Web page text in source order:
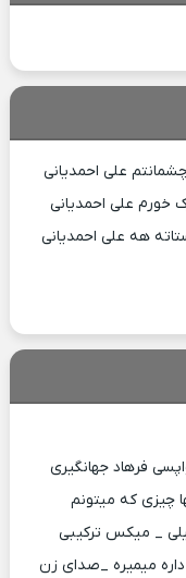
علی احمدیانی
خورم علی احمدیانی
هه علی احمدیانی
فرهاد جهانگیری
چیزی که میتونم
_ میکس ترکیبی
میمیره _صدای زن